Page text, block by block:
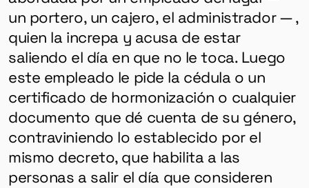
un portero, un cajero, el administrador — ,
quien la increpa y acusa de estar
saliendo el día en que no le toca. Luego
este empleado le pide la cédula o un
certificado de hormonización o cualquier
documento que dé cuenta de su género,
contraviniendo lo establecido por el
mismo decreto, que habilita a las
personas a salir el día que consideren